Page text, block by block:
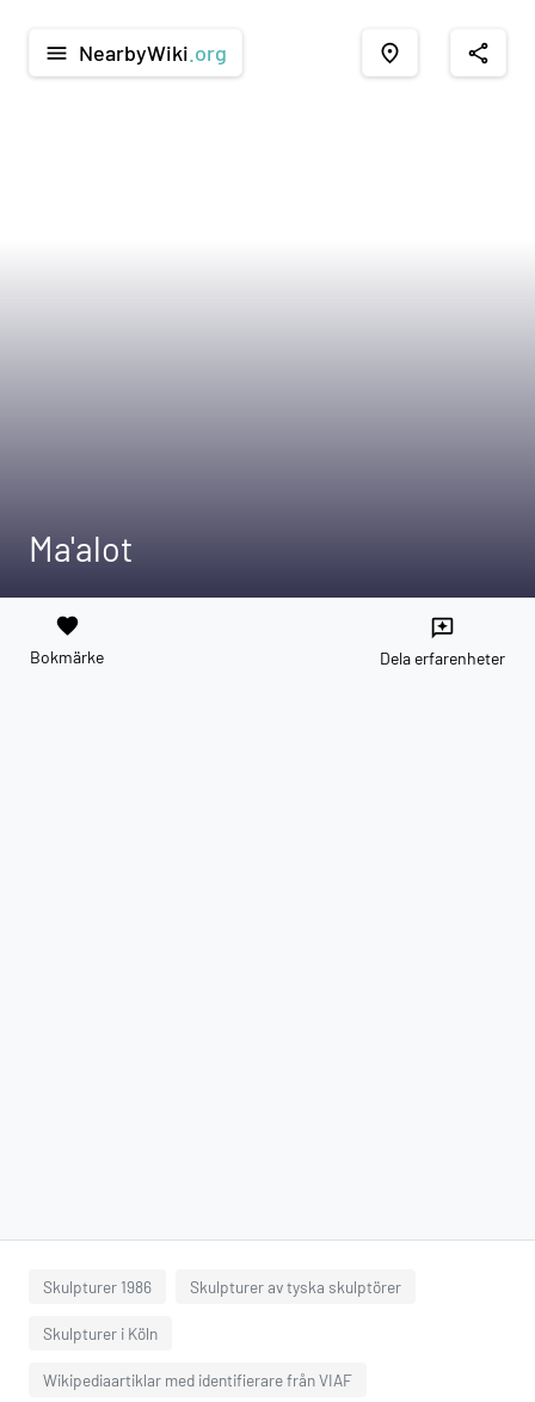
menu NearbyWiki .org place share
Ma'alot
favorite
Bokmärke
reviews
Dela erfarenheter
Skulpturer 1986 Skulpturer av tyska skulptörer
Skulpturer i Köln
Wikipediaartiklar med identifierare från VIAF